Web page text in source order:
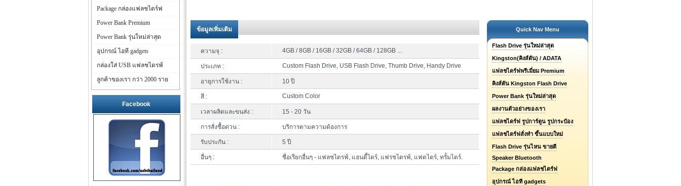
ข้อมูลเพิ่มเติม
ความจุ : 4GB / 8GB / 16GB / 32GB / 64GB / 128GB ...
ประเภท : Custom Flash Drive, USB Flash Drive, Thumb Drive, Handy Drive
อายุการใช้งาน : 10 ปี
สี : Custom Color
เวลาผลิตและขนส่ง : 15 - 20 วัน
การสั่งซื้อด่วน : บริการตามความต้องการ
รับประกัน : 5 ปี
อื่นๆ : ชื่อเรียกอื่นๆ - แฟลชไดรฟ์, แฮนดี้ไดร์, แฟรชไดรฟ์, แฟดไดร์, ทรั้มไดร์.
Quick Nav Menu
Flash Drive รุ่นใหม่ล่าสุด
Kingston(คิงส์ตัน) / ADATA
แฟลชไดร์ฟพรีเมี่ยม Premium
คิงส์ตัน Kingston Flash Drive
Power Bank รุ่นใหม่ล่าสุด
ผลงานตัวอย่างของเรา
แฟลชไดร์ฟ รูปการ์ตูน รูปกระป๋อง
แฟลชไดร์ฟสั่งทำ ขึ้นแบบใหม่
Flash Drive รุ่นไหน ขายดี
Speaker Bluetooth
Package กล่องแฟลชไดร์ฟ
อุปกรณ์ ไอที gadgets
Package กล่องแฟลชไดร์ฟ
Power Bank Premium
Power Bank รุ่นใหม่ล่าสุด
อุปกรณ์ ไอที gadgets
กล่องใส่ USB แฟลชไดรฟ์
ลูกค้าของเรา กว่า 2000 ราย
Facebook